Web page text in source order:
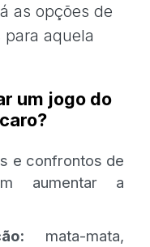
as opções de
aquela
um jogo do
e confrontos de
aumentar a
mata-mata,